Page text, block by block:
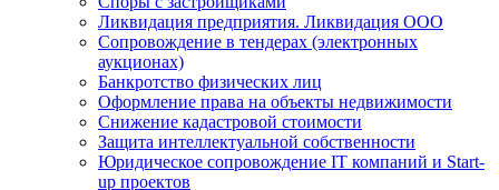
Ликвидация предприятия. Ликвидация ООО
Сопровождение в тендерах (электронных
аукционах)
Банкротство физических лиц
Оформление права на объекты недвижимости
Снижение кадастровой стоимости
Защита интеллектуальной собственности
Юридическое сопровождение IT компаний и Start-
up проектов